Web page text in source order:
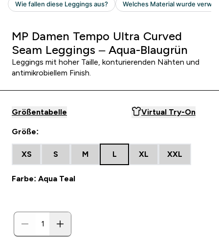
MP Damen Tempo Ultra Curved
Seam Leggings – Aqua-Blaugrün
Leggings mit hoher Taille, konturierenden Nähten und
antimikrobiellem Finish.
Größentabelle Virtual Try-On
Größe:
XS S M L XL XXL
Farbe: Aqua Teal